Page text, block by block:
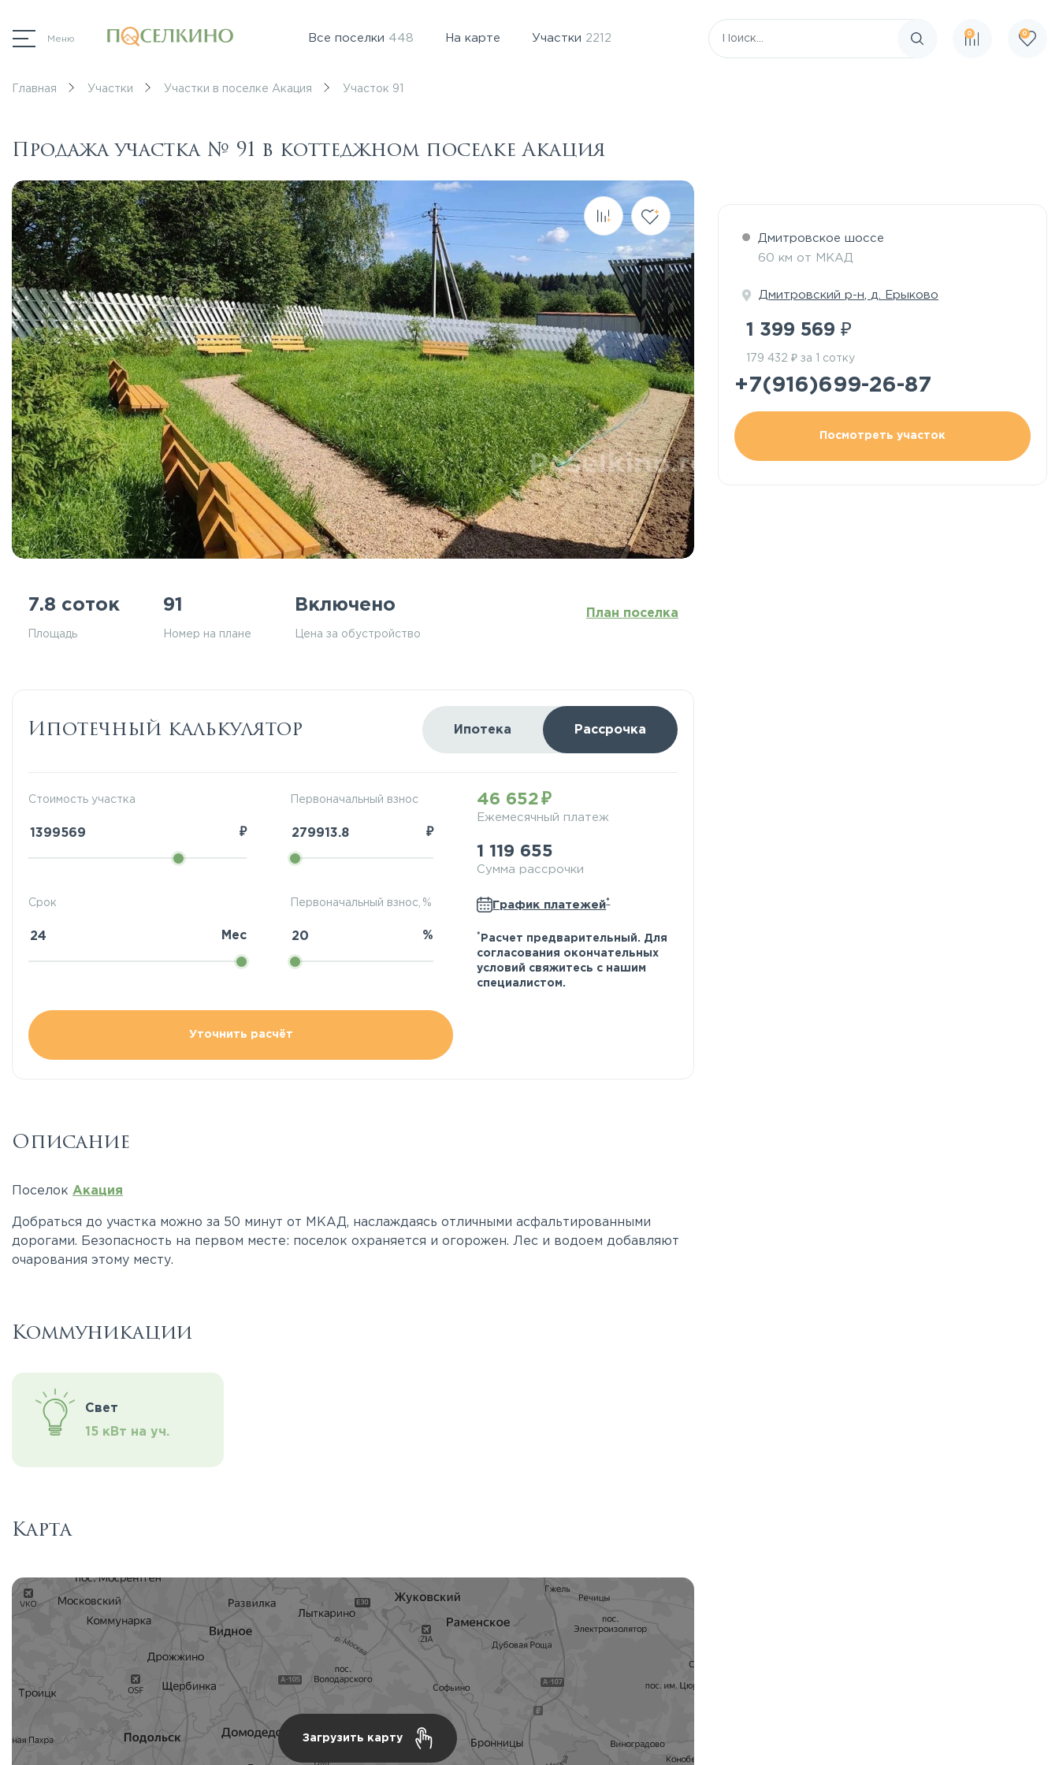
Меню Все поселки 448 На карте Участки 2212
Поиск по сайту
0 0
Главная Участки Участки в поселке Акация Участок 91
Продажа участка № 91 в коттеджном поселке Акация
7.8 соток
Площадь
91
Номер на плане
Включено
Цена за обустройство
План поселка
Ипотечный калькулятор Ипотека Рассрочка
Стоимость участка
₽
Первоначальный взнос
₽
Срок
Мес
Первоначальный взнос, %
%
Уточнить расчёт
46 652
Ежемесячный платеж
1 119 655
Сумма рассрочки
График платежей*
* Расчет предварительный. Для
согласования окончательных
условий свяжитесь с нашим
специалистом.
Описание
Поселок Акация
Добраться до участка можно за 50 минут от МКАД, наслаждаясь отличными асфальтированными
дорогами. Безопасность на первом месте: поселок охраняется и огорожен. Лес и водоем добавляют
очарования этому месту.
Коммуникации
Свет
15 кВт на уч.
Карта
Загрузить карту
Дмитровское шоссе
60 км от МКАД
Дмитровский р-н д. Ерыково
1 399 569 ₽
179 432 ₽ за 1 сотку
+7(916)699-26-87
Посмотреть участок